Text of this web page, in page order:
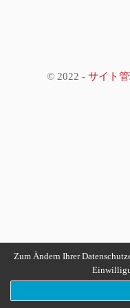
© 2022 - サイト
Zum Ändern Ihrer